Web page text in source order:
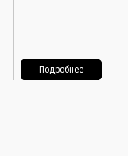
Подробнее